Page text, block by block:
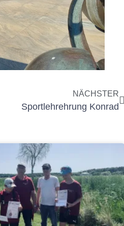
NÄCHSTER
Sportlehrehrung Konrad